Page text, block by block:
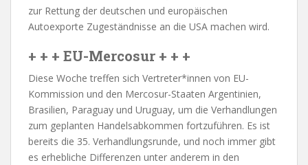
zur Rettung der deutschen und europäischen
Autoexporte Zugeständnisse an die USA machen wird.
+ + + EU-Mercosur + + +
Diese Woche treffen sich Vertreter*innen von EU-
Kommission und den Mercosur-Staaten Argentinien,
Brasilien, Paraguay und Uruguay, um die Verhandlungen
zum geplanten Handelsabkommen fortzuführen. Es ist
bereits die 35. Verhandlungsrunde, und noch immer gibt
es erhebliche Differenzen unter anderem in den